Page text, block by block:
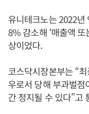
유니테크노는 2022
8% 감소해 ‘매출액
상이었다.
코스닥시장본부는 “
우로서 당해 부과벌
간 정지될 수 있다”고